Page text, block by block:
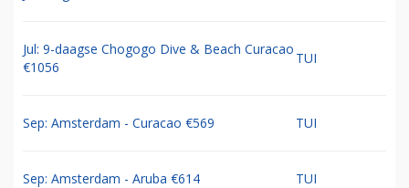
Jul: 9-daagse Chogogo Dive & Beach Curacao
€1056
TUI
Sep: Amsterdam - Curacao €569 TUI
Sep: Amsterdam - Aruba €614 TUI